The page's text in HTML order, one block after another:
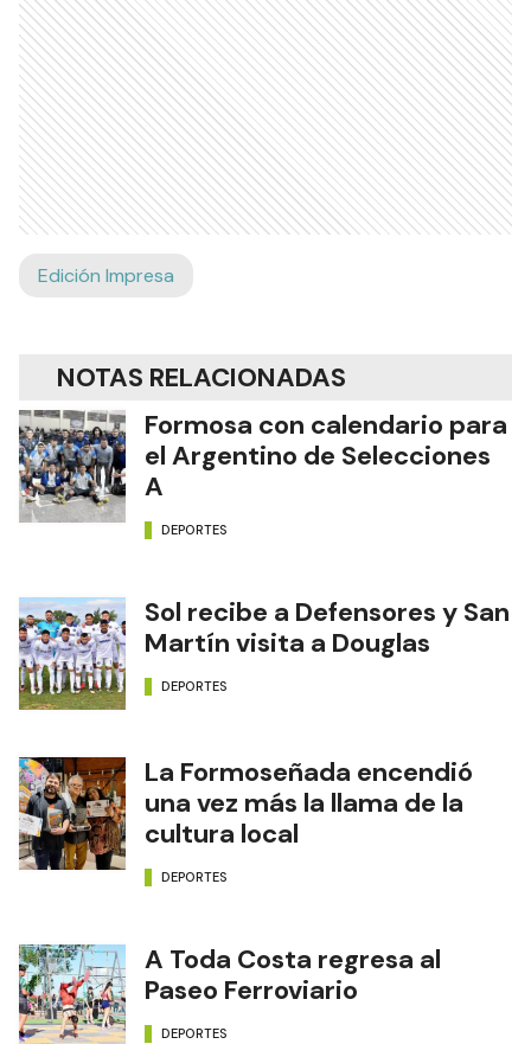
Edición Impresa
NOTAS RELACIONADAS
Formosa con calendario para
el Argentino de Selecciones
A
DEPORTES
Sol recibe a Defensores y San
Martín visita a Douglas
DEPORTES
La Formoseñada encendió
una vez más la llama de la
cultura local
DEPORTES
A Toda Costa regresa al
Paseo Ferroviario
DEPORTES